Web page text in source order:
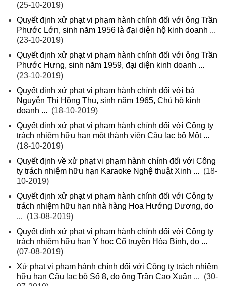
(25-10-2019)
Quyết định xử phạt vi phạm hành chính đối với ông Trần
Phước Lớn, sinh năm 1956 là đại diện hộ kinh doanh ...
(23-10-2019)
Quyết định xử phạt vi phạm hành chính đối với ông Trần
Phước Hưng, sinh năm 1959, đại diện kinh doanh ...
(23-10-2019)
Quyết định xử phạt vi phạm hành chính đối với bà
Nguyễn Thị Hồng Thu, sinh năm 1965, Chủ hộ kinh
doanh ... (18-10-2019)
Quyết định xử phạt vi phạm hành chính đối với Công ty
trách nhiệm hữu hạn một thành viên Câu lạc bộ Một ...
(18-10-2019)
Quyết định về xử phạt vi phạm hành chính đối với Công
ty trách nhiệm hữu hạn Karaoke Nghệ thuật Xinh ... (18-
10-2019)
Quyết định xử phạt vi phạm hành chính đối với Công ty
trách nhiệm hữu hạn nhà hàng Hoa Hướng Dương, do
... (13-08-2019)
Quyết định xử phạt vi phạm hành chính đối với Công ty
trách nhiệm hữu hạn Y học Cổ truyền Hòa Bình, do ...
(07-08-2019)
Xử phạt vi phạm hành chính đối với Công ty trách nhiệm
hữu hạn Câu lạc bộ Số 8, do ông Trần Cao Xuân ... (30-